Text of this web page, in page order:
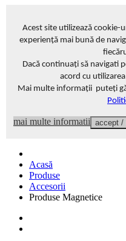
Acest site utilizează cookie-
experiență mai bună de
Dacă continuați să navigati
acord cu
Mai multe informații puteți
mai multe informatii accept /
Acasă
Produse
Accesorii
Produse Magnetice